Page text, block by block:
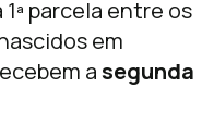
parcela entre os
em
asegunda